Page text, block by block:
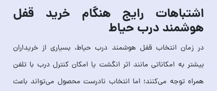
اشتباهات رایج هنگام خرید قفل
هوشمند درب حیاط
در زمان انتخاب قفل هوشمند درب حیاط، بسیاری از خریداران
بیشتر به امکاناتی مانند اثر انگشت یا امکان کنترل درب با تلفن
همراه توجه می‌کنند؛ اما انتخاب نادرست محصول می‌تواند باعث